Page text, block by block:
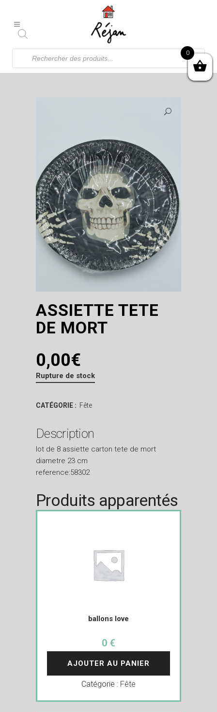
Recherche
produits
ASSIETTE TETE
DE MORT
0,00€
Rupture de stock
CATÉGORIE : Fête
Description
lot de 8 assiette carton tete de mort
diametre 23 cm
reference:58302
Produits apparentés
ballons love
0 €
AJOUTER AU PANIER
Catégorie : Fête
0